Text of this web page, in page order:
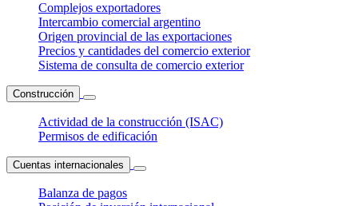
Complejos exportadores
Intercambio comercial argentino
Origen provincial de las exportaciones
Precios y cantidades del comercio exterior
Sistema de consulta de comercio exterior
Construcción
Actividad de la construcción (ISAC)
Permisos de edificación
Cuentas internacionales
Balanza de pagos